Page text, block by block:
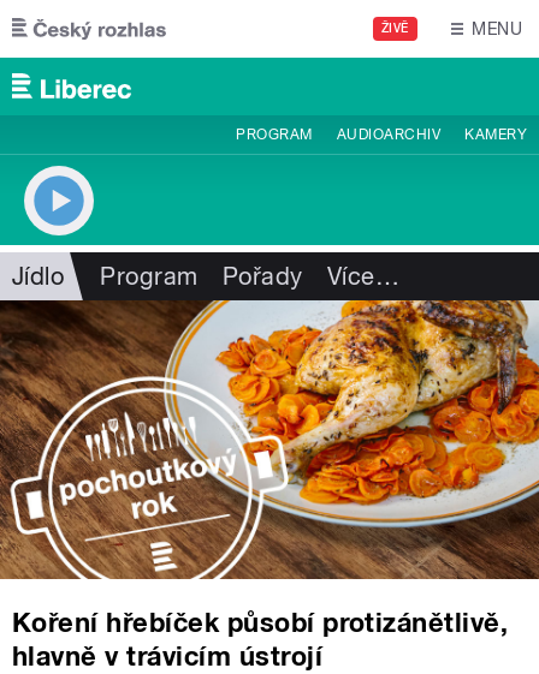
Přejít k hlavnímu obsahu
ŽIVĚ MENU
PROGRAM AUDIOARCHIV KAMERY
Jídlo Program Pořady Více…
Koření hřebíček působí protizánětlivě,
hlavně v trávicím ústrojí